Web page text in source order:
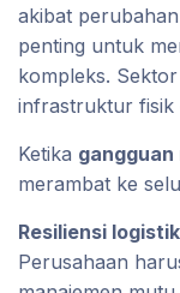
akibat
penting untuk
kompleks.
infrastruktur fisik
Ketika
merambat ke
Resiliensi logistik
Perusahaan